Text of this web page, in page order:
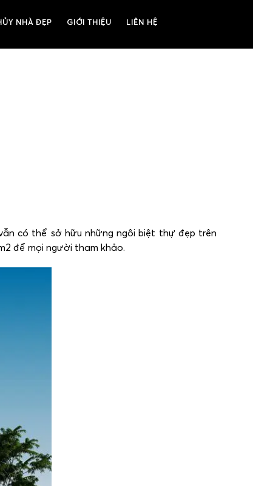
NHÀ ĐẸP GIỚI THIỆU LIÊN HỆ
có thể sở hữu những ngôi biệt thự đẹp trên
để mọi người tham khảo.